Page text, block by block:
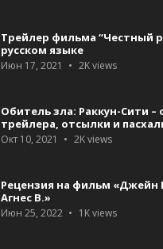
Трейлер фильма “Честный
русском языке
Июн 17, 2021 2Kviews
Обитель зла: Раккун-Сити –
трейлера, отсылки и
Окт 10, 2021 2Kviews
Рецензия на фильм «Джейн
Агнес В.»
Июн 25, 2022 1Kviews